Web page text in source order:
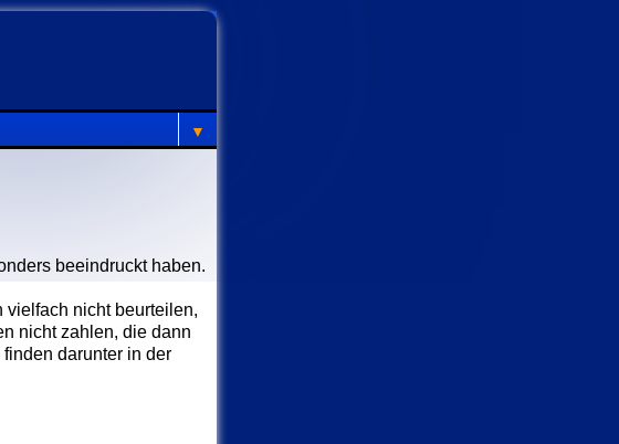
▼
beeindruckt haben.
vielfach nicht beurteilen,
nicht zahlen, die dann
darunter in der